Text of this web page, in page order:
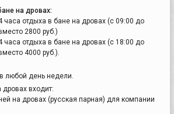
на дровах:
часа отдыха в бане на дровах (с 09:00 до
2800 руб.)
часа отдыха в бане на дровах (с 18:00 до
4000 руб.).
любой день недели.
входит:
на дровах (русская парная) для компании